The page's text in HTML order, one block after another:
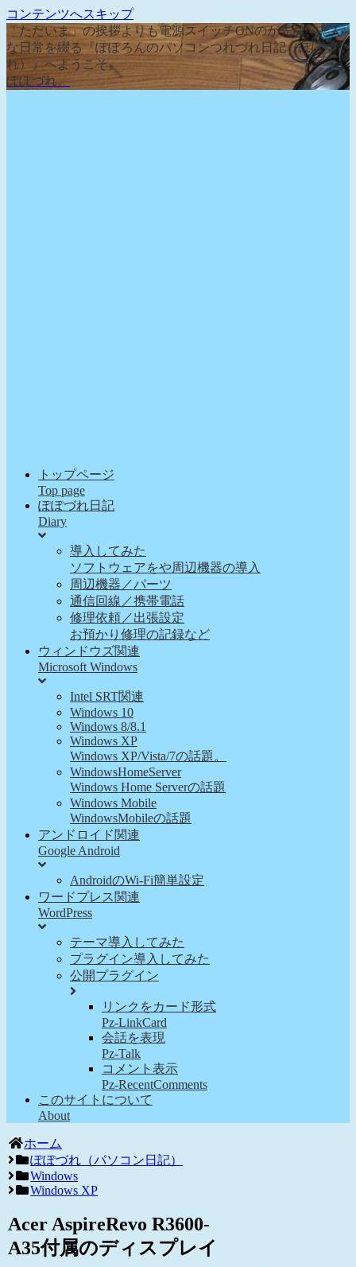
コンテンツへスキップ
「ただいま」の挨拶よりも電源スイッチONのが先な、そん
な日常を綴る『ぽぽろんのパソコンつれづれ日記（ぽぽづ
れ）』へようこそ。
ぽぽづれ。
トップページ
Top page
ぽぽづれ日記
Diary
導入してみた
ソフトウェアをや周辺機器の導入
周辺機器／パーツ
通信回線／携帯電話
修理依頼／出張設定
お預かり修理の記録など
ウィンドウズ関連
Microsoft Windows
Intel SRT関連
Windows 10
Windows 8/8.1
Windows XP
Windows XP/Vista/7の話題。
WindowsHomeServer
Windows Home Serverの話題
Windows Mobile
WindowsMobileの話題
アンドロイド関連
Google Android
AndroidのWi-Fi簡単設定
ワードプレス関連
WordPress
テーマ導入してみた
プラグイン導入してみた
公開プラグイン
リンクをカード形式
Pz-LinkCard
会話を表現
Pz-Talk
コメント表示
Pz-RecentComments
このサイトについて
About
ホーム
ぽぽづれ（パソコン日記）
Windows
Windows XP
Acer AspireRevo R3600-
A35付属のディスプレイ